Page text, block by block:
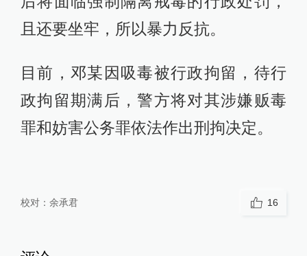
且还要坐牢，所以暴力反抗。
目前，邓某因吸毒被行政拘留，待行
政拘留期满后，警方将对其涉嫌贩毒
罪和妨害公务罪依法作出刑拘决定。
校对： 余承君 16